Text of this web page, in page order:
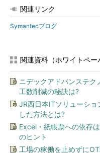
関連リンク
Symantecブログ
関連資料（ホワイトペー
ニデックアドバンステク
工数削減の秘訣は?
JR西日本ITソリューシ
した方法とは?
Excel・紙帳票への依存
のヒント
工場の稼働を止めずに